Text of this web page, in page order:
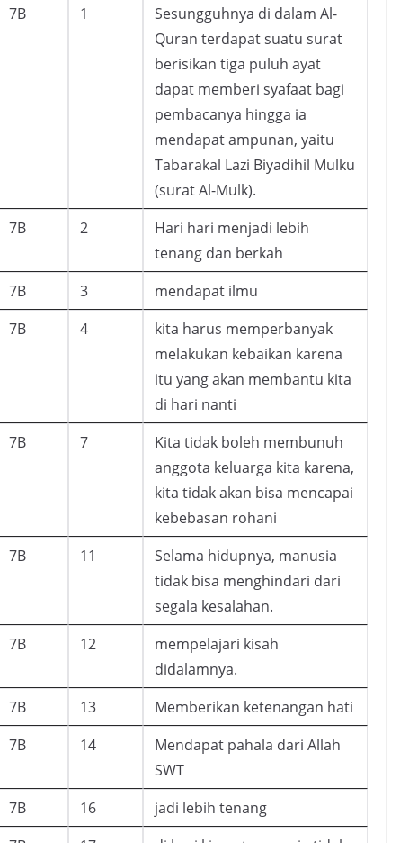
7B 1
Sesungguhnya di dalam Al-
Quran terdapat suatu surat
berisikan tiga puluh ayat
dapat memberi syafaat bagi
pembacanya hingga ia
mendapat ampunan, yaitu
Tabarakal Lazi Biyadihil Mulku
(surat Al-Mulk).
7B 2
Hari hari menjadi lebih
tenang dan berkah
7B 3
mendapat ilmu
7B 4
kita harus memperbanyak
melakukan kebaikan karena
itu yang akan membantu kita
di hari nanti
7B 7
Kita tidak boleh membunuh
anggota keluarga kita karena,
kita tidak akan bisa mencapai
kebebasan rohani
7B 11
Selama hidupnya, manusia
tidak bisa menghindari dari
segala kesalahan.
7B 12
mempelajari kisah
didalamnya.
7B 13
Memberikan ketenangan hati
7B 14
Mendapat pahala dari Allah
SWT
7B 16
jadi lebih tenang